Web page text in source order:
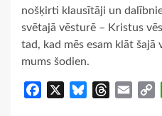
nošķirti klausītāji un
svētajā vēsturē – Kristus
tad, kad mēs esam klāt šajā
mums šodien.
Facebook BlueskyThreads
Email